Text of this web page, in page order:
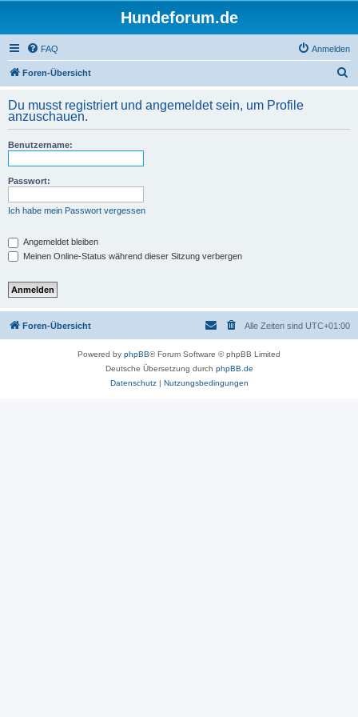
Hundeforum.de
FAQ Anmelden
Foren-Übersicht
h
Du musst registriert und angemeldet sein, um Profile
anzuschauen.
Benutzername:
Passwort:
Ich habe mein Passwort vergessen
Angemeldet bleiben
Meinen Online-Status während dieser Sitzung verbergen
Foren-Übersicht Alle Zeiten sind UTC+01:00
Powered by phpBB® Forum Software © phpBB Limited
Deutsche Übersetzung durch phpBB.de
Datenschutz| Nutzungsbedingungen